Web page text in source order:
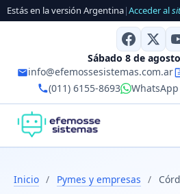
Estás en la versión Argentina|Acceder al
Sábado 8 de
info@efemossesistemas.com.ar
(011) 6155-8693
Inicio / Pymes y empresas /